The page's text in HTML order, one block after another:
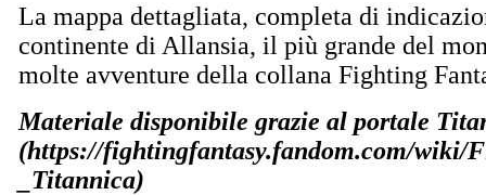
La mappa dettagliata, completa di
continente di Allansia, il più grande del
molte avventure della collana Fighting
Materiale disponibile grazie al portale
(https://fightingfantasy.fandom.com/wiki/
_Titannica)